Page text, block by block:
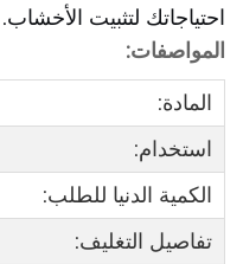
احتياجاتك لتثبيت الأخشاب.
المواصفات:
المادة:
استخدام:
الكمية الدنيا للطلب:
تفاصيل التغليف: